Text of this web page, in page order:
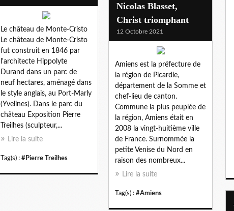
Le château de Monte-Cristo
Le château de Monte-Cristo
fut construit en 1846 par
l'architecte Hippolyte
Durand dans un parc de
neuf hectares, aménagé dans
le style anglais, au Port-Marly
(Yvelines). Dans le parc du
château Exposition Pierre
Treilhes (sculpteur,...
Lire la suite
Tag(s) : #Pierre Treilhes
Nicolas Blasset,
Christ triomphant
12 Octobre 2021
Amiens est la préfecture de
la région de Picardie,
département de la Somme et
chef-lieu de canton.
Commune la plus peuplée de
la région, Amiens était en
2008 la vingt-huitième ville
de France. Surnommée la
petite Venise du Nord en
raison des nombreux...
Lire la suite
Tag(s) : #Amiens